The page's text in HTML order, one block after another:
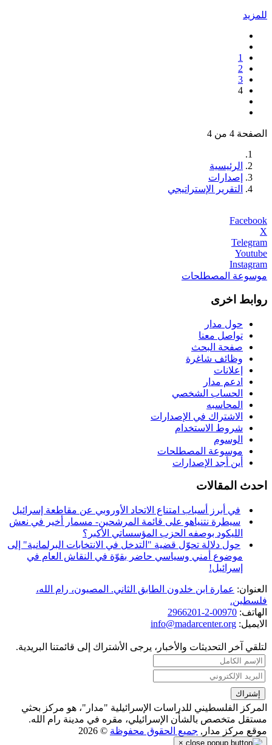
للمزيد
1
2
3
4
الصفحة 4 من 4
الرئيسية
إصدارات
التقرير الإستراتيجي
Facebook
X
Telegram
Youtube
Instagram
موسوعة المصطلحات
روابط اخرى
حول مدار
تواصل معنا
صفحة البحث
وظائف شاغرة
إعلانات
ادعم مدار
الحساب الشخصي
المحاسبه
الاشتراك في الإصدارات
شروط الاستخدام
الوسوم
موسوعة المصطلحات
أين أجد الإصدارات
احدث المقالات
في أبرز أسباب امتناع الاتحاد الأوروبي عن مقاطعة إسرائيل
سيطرة نتنياهو على قائمة المرشحين- مسمار أخير في نعش
الليكود بوصفه الحزب المؤسساتي الأكبر؟
حول دلالة تحوّل قضية "التدخل في الانتخابات البرلمانية" إلى
موضوع أمني وسياسي حاضر بقوّة في النقاش العام في
إسرائيل!
العنوان: عمارة ابن خلدون الطابق الثاني. المصيون، رام الله،
فلسطين.
الهاتف: 00970-2-2966201
الايميل: info@madarcenter.org
لتلقي آخر التحديثات والأخبار، يرجى الأشتراك إلى قائمتنا البريدية.
المركز الفلسطيني للدراسات الإسرائيلية "مدار"، هو مركز بحثي
مستقل متخصص بالشأن الإسرائيلي، مقره في مدينة رام الله.
موقع مركز مدار, جميع الحقوق محفوظة © 2026
×